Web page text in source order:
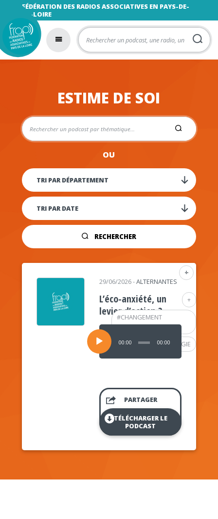
FÉDÉRATION DES RADIOS ASSOCIATIVES EN PAYS-DE-
LA-LOIRE
ESTIME DE SOI
OU
RECHERCHER
+
+
#CHANGEMENT
CLIMATIQUE
#PSYCHOLOGIE
29/06/2026-ALTERNANTES
L’éco-anxiété, un
levier d’action ?
Lecteur
audio
00:00 00:00
PARTAGER
TÉLÉCHARGER LE
PODCAST